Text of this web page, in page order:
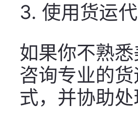
3. 使用货运
如果你不熟
咨询专业的
式，并协助